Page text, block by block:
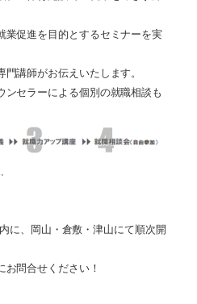
業促進を目的とするセミナーを実
講師がお伝えいたします。
ンセラーによる個別の就職相談も
に、岡山・倉敷・津山にて順次開
問合せください！